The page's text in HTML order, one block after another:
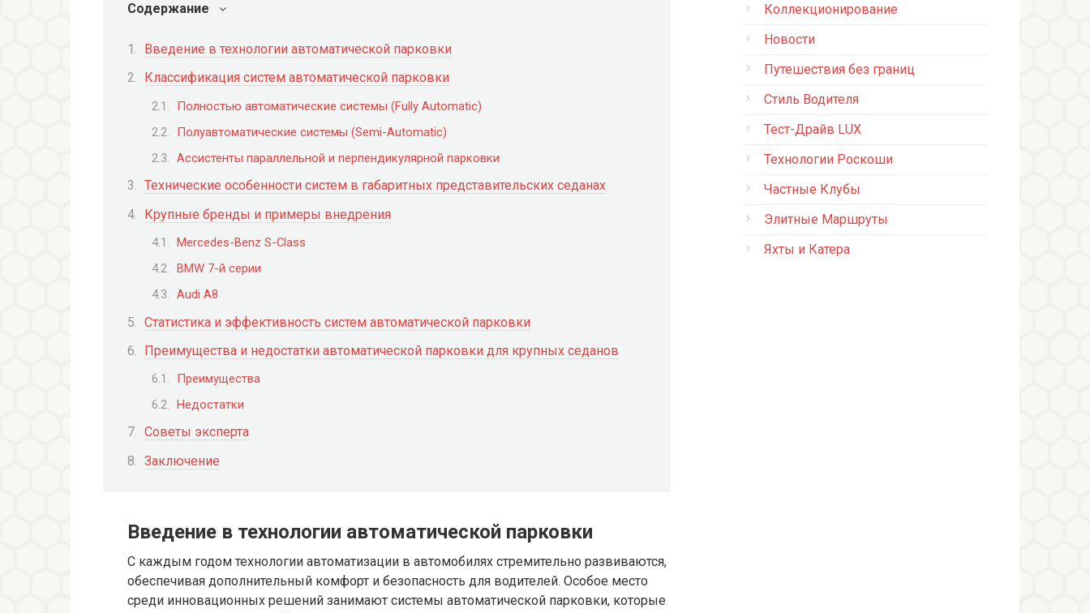
Содержание
Введение в технологии автоматической парковки
Классификация систем автоматической парковки
Полностью автоматические системы (Fully Automatic)
Полуавтоматические системы (Semi-Automatic)
Ассистенты параллельной и перпендикулярной парковки
Технические особенности систем в габаритных представительских седанах
Крупные бренды и примеры внедрения
Mercedes-Benz S-Class
BMW 7-й серии
Audi A8
Статистика и эффективность систем автоматической парковки
Преимущества и недостатки автоматической парковки для крупных седанов
Преимущества
Недостатки
Советы эксперта
Заключение
Введение в технологии автоматической парковки
С каждым годом технологии автоматизации в автомобилях стремительно развиваются,
обеспечивая дополнительный комфорт и безопасность для водителей. Особое место
среди инновационных решений занимают системы автоматической парковки, которые
Коллекционирование
Новости
Путешествия без границ
Стиль Водителя
Тест-Драйв LUX
Технологии Роскоши
Частные Клубы
Элитные Маршруты
Яхты и Катера